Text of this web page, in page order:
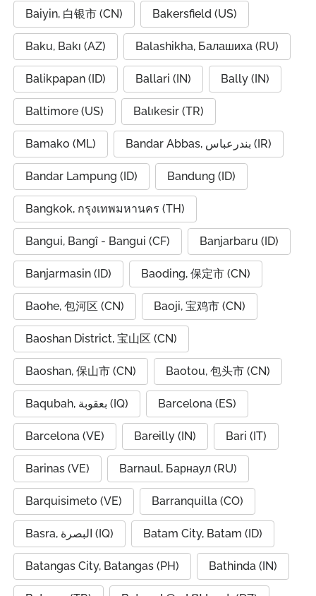
Baiyin, 白银市 (CN) Bakersfield (US)
Baku, Bakı (AZ) Balashikha, Балашиха (RU)
Balikpapan (ID) Ballari (IN) Bally (IN)
Baltimore (US) Balıkesir (TR)
Bamako (ML) Bandar Abbas, بندرعباس (IR)
Bandar Lampung (ID) Bandung (ID)
Bangkok, กรุงเทพมหานคร (TH)
Bangui, Bangî - Bangui (CF) Banjarbaru (ID)
Banjarmasin (ID) Baoding, 保定市 (CN)
Baohe, 包河区 (CN) Baoji, 宝鸡市 (CN)
Baoshan District, 宝山区 (CN)
Baoshan, 保山市 (CN) Baotou, 包头市 (CN)
Baqubah, بعقوبة (IQ) Barcelona (ES)
Barcelona (VE) Bareilly (IN) Bari (IT)
Barinas (VE) Barnaul, Барнаул (RU)
Barquisimeto (VE) Barranquilla (CO)
Basra, البصرة (IQ) Batam City, Batam (ID)
Batangas City, Batangas (PH) Bathinda (IN)